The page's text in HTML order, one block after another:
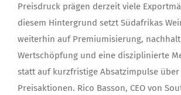
Preisdruck prägen derzeit viele
diesem Hintergrund setzt Südafrikas
weiterhin auf Premiumisierung,
Wertschöpfung und eine disziplinierte
statt auf kurzfristige Absatzimpulse über
Preisaktionen. Rico Basson, CEO von